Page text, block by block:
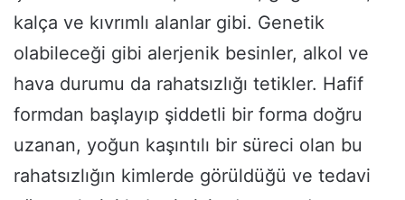
kalça ve kıvrımlı alanlar gibi. Genetik
olabileceği gibi alerjenik besinler, alkol ve
hava durumu da rahatsızlığı tetikler. Hafif
formdan başlayıp şiddetli bir forma doğru
uzanan, yoğun kaşıntılı bir süreci olan bu
rahatsızlığın kimlerde görüldüğü ve tedavi